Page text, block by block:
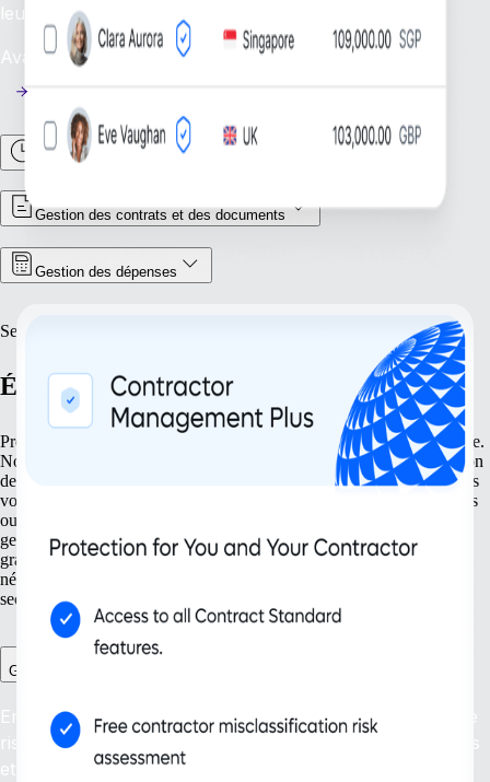
leur l’assistance nécessaire.
Availability: En cours
Gestion des heures et des présences
Gestion des contrats et des documents
Gestion des dépenses
Se développer
Étendez vos activités en toute confiance
Préparez votre entreprise pour de multiples opportunités de croissance.
Nos solutions vous aident à rationaliser votre expansion, de la création
de nouvelles entités à la gestion de votre propriété intellectuelle. Nous
vous accompagnons de vos premiers pas jusqu’au sommet ! Avec des
outils adaptés aussi bien à vos besoins actuels que futurs, comme la
gestion des freelances et la conformité continue, votre entreprise
grandit et s’enrichit de solutions intelligentes. Adoptez la flexibilité
nécessaire pour faire face aux évolutions de votre entreprise et son
secteur, et assurer ainsi votre réussite sur le long terme.
Gestion des freelances Plus
Embauchez en toute confiance : protégez-vous contre le
risque de requalification de contrat dans plus de 200 pays
et territoires.